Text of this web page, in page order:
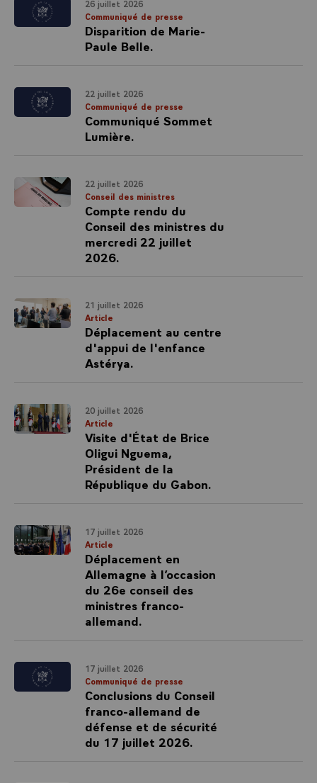
26 juillet 2026
Communiqué de presse
Disparition de Marie-
Paule Belle.
22 juillet 2026
Communiqué de presse
Communiqué Sommet
Lumière.
22 juillet 2026
Conseil des ministres
Compte rendu du
Conseil des ministres du
mercredi 22 juillet
2026.
21 juillet 2026
Article
Déplacement au centre
d'appui de l'enfance
Astérya.
20 juillet 2026
Article
Visite d'État de Brice
Oligui Nguema,
Président de la
République du Gabon.
17 juillet 2026
Article
Déplacement en
Allemagne à l’occasion
du 26e conseil des
ministres franco-
allemand.
17 juillet 2026
Communiqué de presse
Conclusions du Conseil
franco-allemand de
défense et de sécurité
du 17 juillet 2026.